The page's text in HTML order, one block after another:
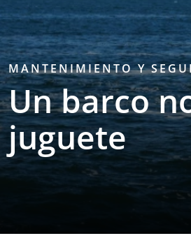
MANTENIMIENTO Y
Un barco
juguete